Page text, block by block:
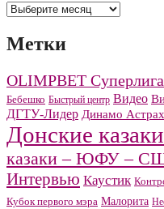
Архивы
Метки
OLIMPBET
Бебешко Быстрый центр Видео
ДГТУ-Лидер Динамо
Донские
казаки – ЮФУ –
Интервью Каустик
Кубок первого мэра Малорита